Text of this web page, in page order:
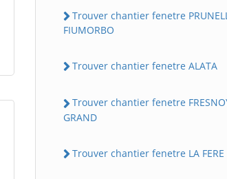
Trouver chantier fenetre
FIUMORBO
Trouver chantier fenetre ALATA
Trouver chantier fenetre
GRAND
Trouver chantier fenetre LA FERE